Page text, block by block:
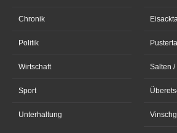
Chronik
Politik
Wirtschaft
Sport
Unterhaltung
Salten /